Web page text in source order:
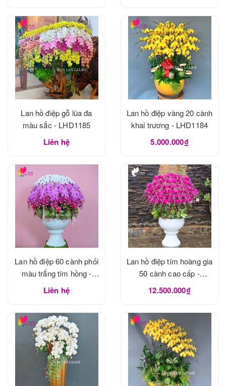
Lan hồ điệp gỗ lũa đa
màu sắc - LHD1185
Liên hệ
Lan hồ điệp vàng 20 cành
khai trương - LHD1184
5.000.000₫
Lan hồ điệp 60 cành phối
màu trắng tím hồng -
LHD1183
Liên hệ
Lan hồ điệp tím hoàng gia
50 cành cao cấp -
LHD1182
12.500.000₫